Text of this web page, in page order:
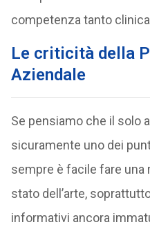
competenza tanto
Le criticità della
Aziendale
Se pensiamo che il solo
sicuramente uno dei
sempre è facile fare una
stato dell’arte,
informativi ancora